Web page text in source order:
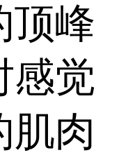
顶峰
感觉
肌肉